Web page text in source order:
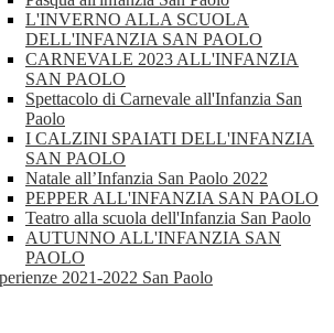
L'INVERNO ALLA SCUOLA
DELL'INFANZIA SAN PAOLO
CARNEVALE 2023 ALL'INFANZIA
SAN PAOLO
Spettacolo di Carnevale all'Infanzia San
Paolo
I CALZINI SPAIATI DELL'INFANZIA
SAN PAOLO
Natale all’Infanzia San Paolo 2022
PEPPER ALL'INFANZIA SAN PAOLO
Teatro alla scuola dell'Infanzia San Paolo
AUTUNNO ALL'INFANZIA SAN
PAOLO
2021-2022 San Paolo